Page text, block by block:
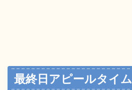
最終日アピールタイム